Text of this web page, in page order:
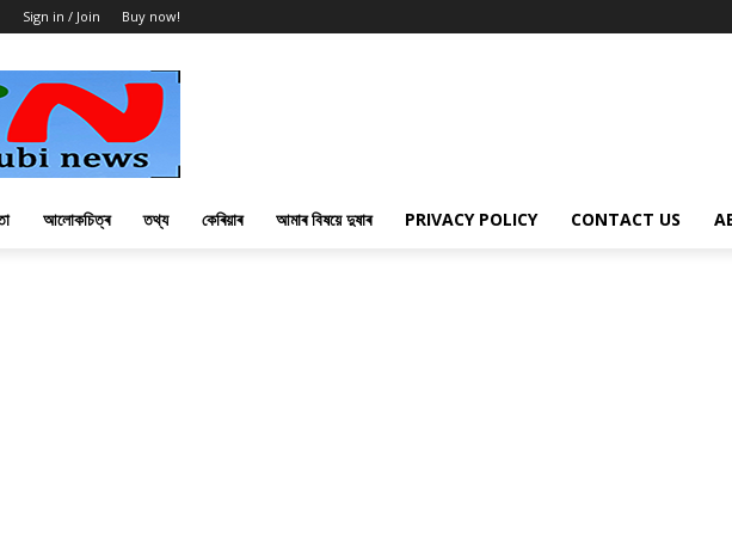
Sign in / Join Buy now!
আলোকচিত্ৰ তথ্য কেৰিয়াৰ আমাৰ বিষয়ে দুষাৰ PRIVACY POLICY CONTACT US